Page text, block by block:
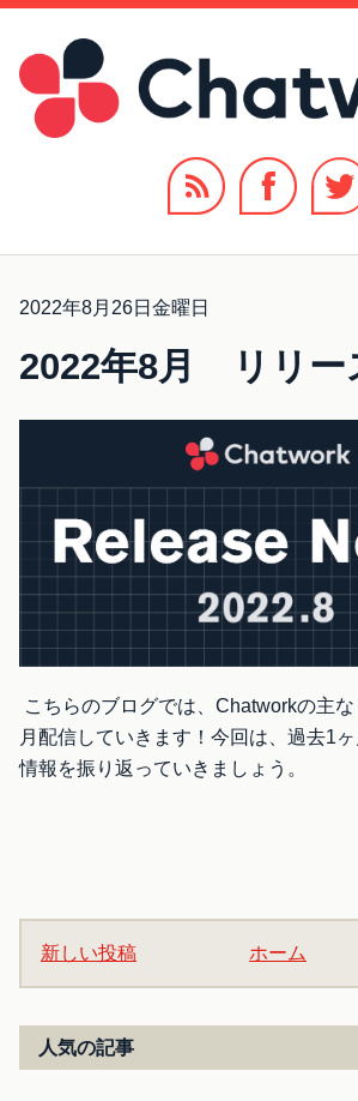
2022年8月26日金曜日
2022年8月 リリー
こちらのブログでは、Chatworkの主
月配信していきます！今回は、過去1
情報を振り返っていきましょう。
新しい投稿 ホーム
人気の記事